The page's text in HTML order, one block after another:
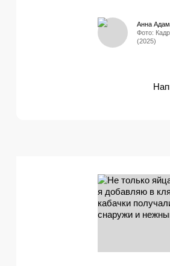
Фото:
(2025)
Анна